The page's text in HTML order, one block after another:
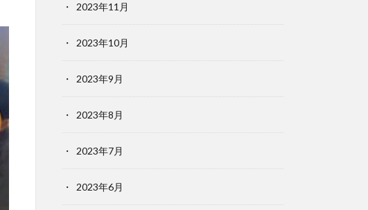
2023年11月
2023年10月
2023年9月
2023年8月
2023年7月
2023年6月